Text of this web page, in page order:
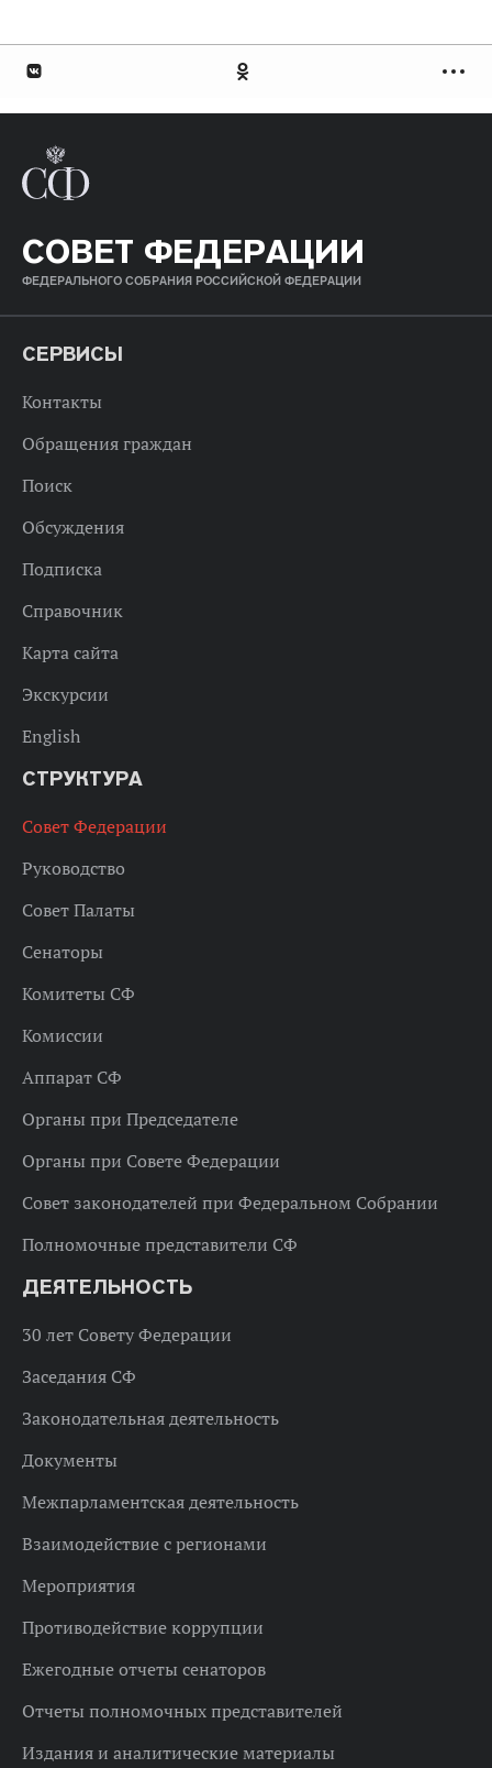
СОВЕТ ФЕДЕРАЦИИ
ФЕДЕРАЛЬНОГО СОБРАНИЯ РОССИЙСКОЙ ФЕДЕРАЦИИ
СЕРВИСЫ
Контакты
Обращения граждан
Поиск
Обсуждения
Подписка
Справочник
Карта сайта
Экскурсии
English
СТРУКТУРА
Совет Федерации
Руководство
Совет Палаты
Сенаторы
Комитеты СФ
Комиссии
Аппарат СФ
Органы при Председателе
Органы при Совете Федерации
Совет законодателей при Федеральном Собрании
Полномочные представители СФ
ДЕЯТЕЛЬНОСТЬ
30 лет Совету Федерации
Заседания СФ
Законодательная деятельность
Документы
Межпарламентская деятельность
Взаимодействие с регионами
Мероприятия
Противодействие коррупции
Ежегодные отчеты сенаторов
Отчеты полномочных представителей
Издания и аналитические материалы